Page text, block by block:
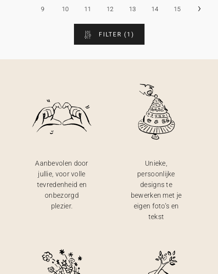
9 10 11 12 13 14 15 ›
FILTER (1)
Aanbevolen door
jullie, voor volle
tevredenheid en
onbezorgd
plezier.
Unieke,
persoonlijke
designs te
bewerken met je
eigen foto’s en
tekst